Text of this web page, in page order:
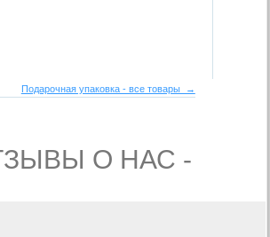
Подарочная упаковка - все товары →
О НАС -